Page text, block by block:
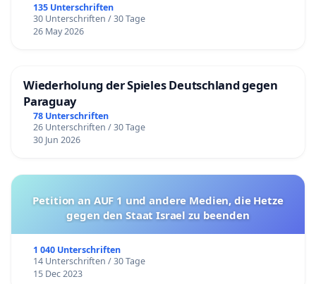
135 Unterschriften
30 Unterschriften / 30 Tage
26 May 2026
Wiederholung der Spieles Deutschland gegen
Paraguay
78 Unterschriften
26 Unterschriften / 30 Tage
30 Jun 2026
Petition an AUF 1 und andere Medien, die Hetze
gegen den Staat Israel zu beenden
1 040 Unterschriften
14 Unterschriften / 30 Tage
15 Dec 2023